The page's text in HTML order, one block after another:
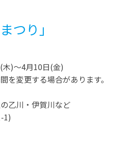
つり」
木)～4月10日(金)
を変更する場合があります。
乙川・伊賀川など
1)